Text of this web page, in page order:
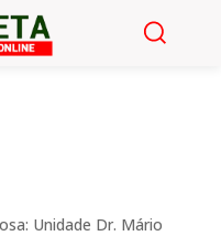
Unidade Dr. Mário